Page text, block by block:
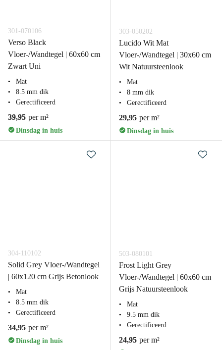
301-070106
Verso Black
Vloer-/Wandtegel | 60x60 cm
Zwart Uni
Mat
8.5 mm dik
Gerectificeerd
39,95 per m²
Dinsdag in huis
303-050202
Lucido Wit Mat
Vloer-/Wandtegel | 30x60 cm
Wit Natuursteenlook
Mat
8 mm dik
Gerectificeerd
29,95 per m²
Dinsdag in huis
304-110102
Solid Grey Vloer-/Wandtegel
| 60x120 cm Grijs Betonlook
Mat
8.5 mm dik
Gerectificeerd
34,95 per m²
Dinsdag in huis
503-080101
Frost Light Grey
Vloer-/Wandtegel | 60x60 cm
Grijs Natuursteenlook
Mat
9.5 mm dik
Gerectificeerd
24,95 per m²